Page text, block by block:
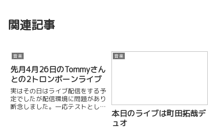
関連記事
音楽
先月4月26日のTommyさん
との2トロンボーンライブ
実はその日はライブ配信をする予
定でしたが配信環境に問題があり
断念しました。一応テストとして
音楽
本日のライブは町田拓哉デ
ュオ